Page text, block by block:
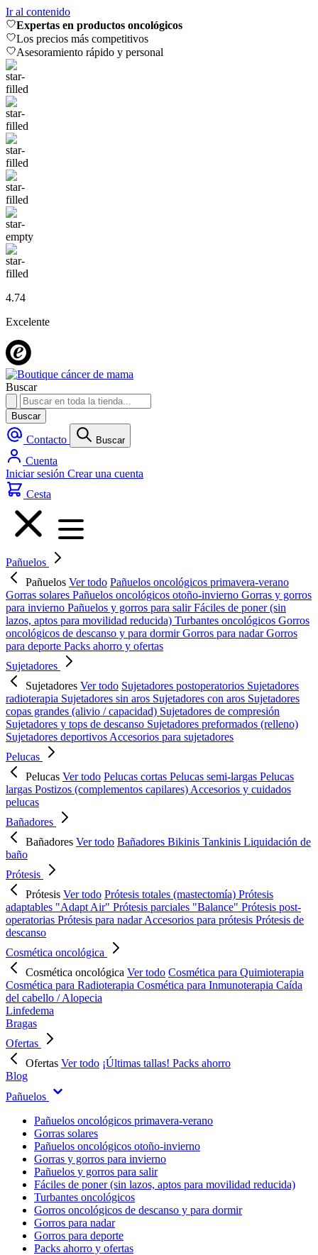
Ir al contenido
Expertas en productos oncológicos
Los precios más competitivos
Asesoramiento rápido y personal
4.74
Excelente
Buscar
Buscar
Contacto Buscar
Cuenta
Iniciar sesión Crear una cuenta
Cesta
Pañuelos
Pañuelos Ver todo Pañuelos oncológicos primavera-verano
Gorras solares Pañuelos oncológicos otoño-invierno Gorras y gorros
para invierno Pañuelos y gorros para salirFáciles de poner (sin
lazos, aptos para movilidad reducida) Turbantes oncológicos Gorros
oncológicos de descanso y para dormirGorros para nadarGorros
para deporte Packs ahorro y ofertas
Sujetadores
Sujetadores Ver todo Sujetadores postoperatorios Sujetadores
radioterapia Sujetadores sin aros Sujetadores con aros Sujetadores
copas grandes (alivio / capacidad) Sujetadores de compresión
Sujetadores y tops de descanso Sujetadores preformados (relleno)
Sujetadores deportivos Accesorios para sujetadores
Pelucas
Pelucas Ver todo Pelucas cortas Pelucas semi-largas Pelucas
largas Postizos (complementos capilares) Accesorios y cuidados
pelucas
Bañadores
Bañadores Ver todo Bañadores Bikinis Tankinis Liquidación de
baño
Prótesis
Prótesis Ver todo Prótesis totales (mastectomía) Prótesis
adaptables "Adapt Air" Prótesis parciales "Balance" Prótesis post-
operatorias Prótesis para nadarAccesorios para prótesis Prótesis de
descanso
Cosmética oncológica
Cosmética oncológica Ver todo Cosmética para Quimioterapia
Cosmética para Radioterapia Cosmética para Inmunoterapia Caída
del cabello / Alopecia
Linfedema
Bragas
Ofertas
Ofertas Ver todo ¡Últimas tallas! Packs ahorro
Blog
Pañuelos
Pañuelos oncológicos primavera-verano
Gorras solares
Pañuelos oncológicos otoño-invierno
Gorras y gorros para invierno
Pañuelos y gorros para salir
Fáciles de poner (sin lazos, aptos para movilidad reducida)
Turbantes oncológicos
Gorros oncológicos de descanso y para dormir
Gorros para nadar
Gorros para deporte
Packs ahorro y ofertas